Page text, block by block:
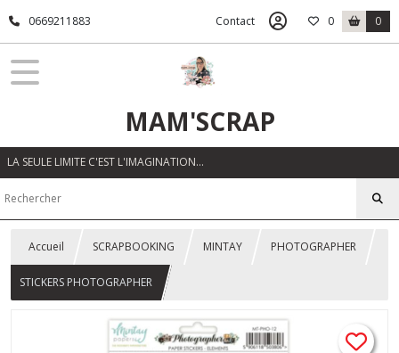
0669211883 Contact 0 0
MAM'SCRAP
LA SEULE LIMITE C'EST L'IMAGINATION…
Accueil SCRAPBOOKING MINTAY PHOTOGRAPHER
STICKERS PHOTOGRAPHER